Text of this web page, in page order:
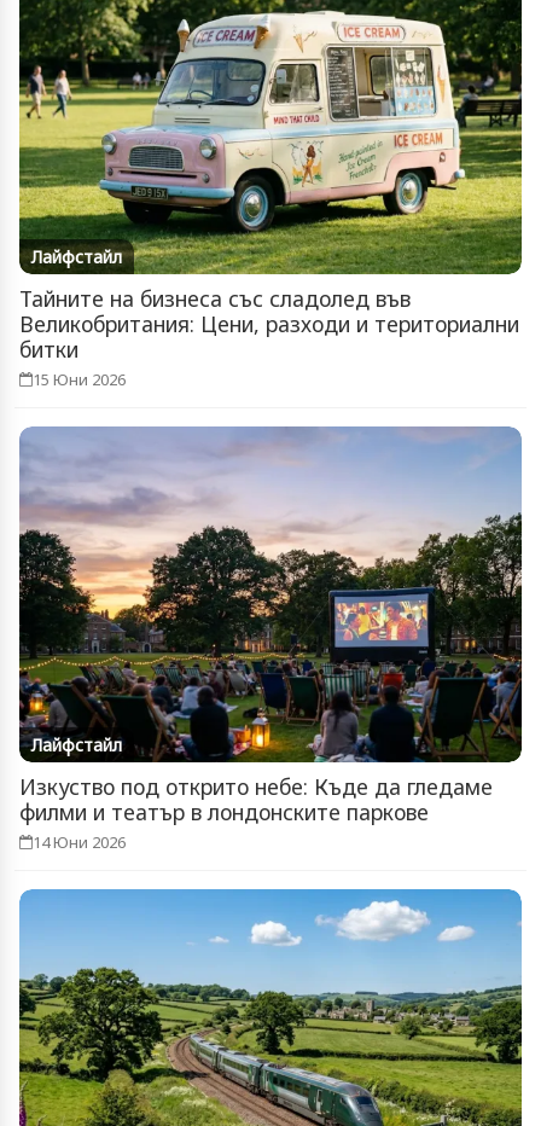
Лайфстайл
Тайните на бизнеса със сладолед във
Великобритания: Цени, разходи и териториални
битки
15 Юни 2026
Лайфстайл
Изкуство под открито небе: Къде да гледаме
филми и театър в лондонските паркове
14 Юни 2026